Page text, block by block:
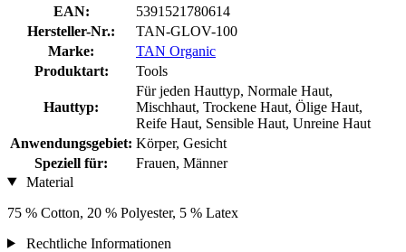
EAN:
5391521780614
Hersteller-Nr.:
TAN-GLOV-100
Marke:
TAN Organic
Produktart:
Tools
Hauttyp:
Für jeden Hauttyp, Normale Haut,
Mischhaut, Trockene Haut, Ölige Haut,
Reife Haut, Sensible Haut, Unreine Haut
Anwendungsgebiet: Körper, Gesicht
Speziell für:
Frauen, Männer
Material
75 % Cotton, 20 % Polyester, 5 % Latex
Rechtliche Informationen